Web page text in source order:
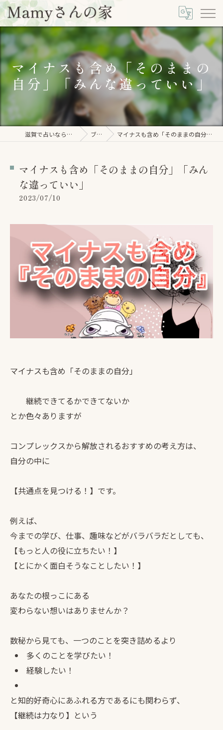
マイナスも含め「そのままの
自分」「みんな違っていい」
滋賀で占いならMamyさんの家 ブログ マイナスも含め「そのままの自分」「みんな違っていい」
マイナスも含め「そのままの自分」「みん
な違っていい」
2023/07/10
マイナスも含め「そのままの自分」
継続できてるかできてないか
とか色々ありますが
コンプレックスから解放されるおすすめの考え方は、
自分の中に
【共通点を見つける！】です。
例えば、
今までの学び、仕事、趣味などがバラバラだとしても、
【もっと人の役に立ちたい！】
【とにかく面白そうなことしたい！】
あなたの根っこにある
変わらない想いはありませんか？
数秘から見ても、一つのことを突き詰めるより
多くのことを学びたい！
経験したい！
と知的好奇心にあふれる方であるにも関わらず、
【継続は力なり】という